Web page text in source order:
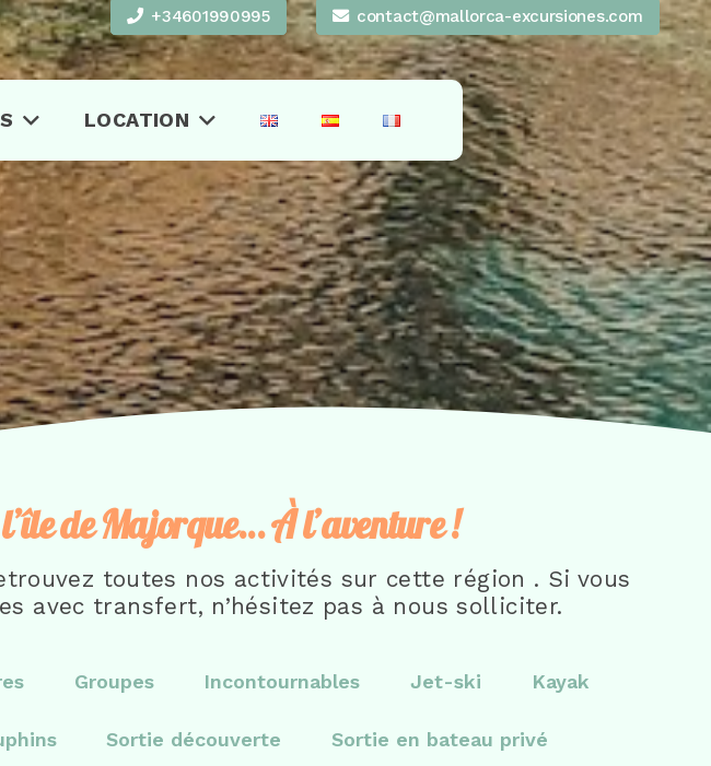
+34601990995 contact@mallorca-excursiones.com
LOCATION
de Majorque… À l’aventure !
toutes nos activités sur cette région . Si vous
avec transfert, n’hésitez pas à nous solliciter.
Groupes Incontournables Jet-ski Kayak
Sortie découverte Sortie en bateau privé